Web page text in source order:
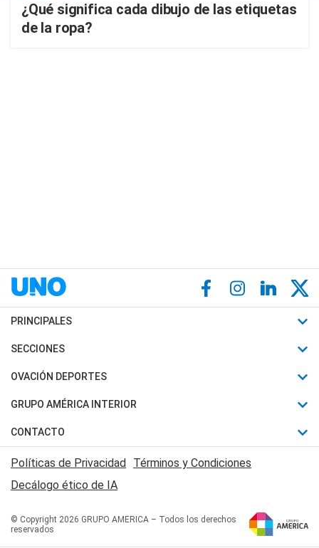
¿Qué significa cada dibujo de las etiquetas
de la ropa?
PRINCIPALES
Últimas Noticias
Política
Judiciales
Economia
SECCIONES
Horóscopo
Motores
Trucos caseros
Series y Películas
Edictos y Solicitadas
OVACIÓN DEPORTES
Fútbol
Mundial
Automovilismo
Rugby
Básquet
GRUPO AMÉRICA INTERIOR
Canal 7 en Vivo
San Juan 8
CONTACTO
Acerca de Nosotros
Contactanos
Políticas de Privacidad Términos y Condiciones
Decálogo ético de IA
© Copyright 2026 GRUPO AMERICA – Todos los derechos
reservados